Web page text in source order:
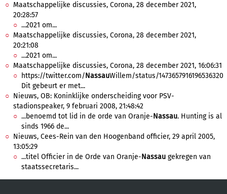
Maatschappelijke discussies, Corona, 28 december 2021,
20:28:57
...2021 om...
Maatschappelijke discussies, Corona, 28 december 2021,
20:21:08
...2021 om...
Maatschappelijke discussies, Corona, 28 december 2021, 16:06:31
https://twitter.com/NassauWillem/status/1473657916196536320
Dit gebeurt er met...
Nieuws, OB: Koninklijke onderscheiding voor PSV-
stadionspeaker, 9 februari 2008, 21:48:42
...benoemd tot lid in de orde van Oranje-Nassau. Hunting is al
sinds 1966 de...
Nieuws, Cees-Rein van den Hoogenband officier, 29 april 2005,
13:05:29
...titel Officier in de Orde van Oranje-Nassau gekregen van
staatssecretaris...